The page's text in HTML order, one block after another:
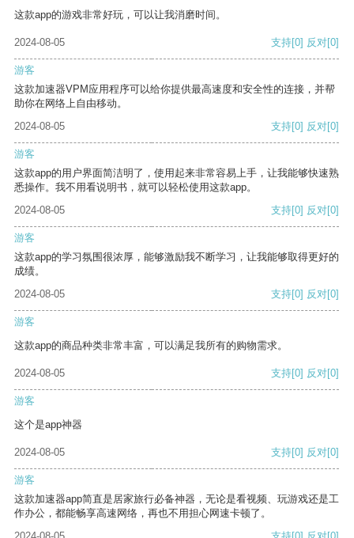
这款app的游戏非常好玩，可以让我消磨时间。
2024-08-05 支持[0] 反对[0]
游客
这款加速器VPM应用程序可以给你提供最高速度和安全性的连接，并帮
助你在网络上自由移动。
2024-08-05
支持[0] 反对[0]
游客
这款app的用户界面简洁明了，使用起来非常容易上手，让我能够快速熟
悉操作。我不用看说明书，就可以轻松使用这款app。
2024-08-05
支持[0] 反对[0]
游客
这款app的学习氛围很浓厚，能够激励我不断学习，让我能够取得更好的
成绩。
2024-08-05
支持[0] 反对[0]
游客
这款app的商品种类非常丰富，可以满足我所有的购物需求。
2024-08-05 支持[0] 反对[0]
游客
这个是app神器
2024-08-05 支持[0] 反对[0]
游客
这款加速器app简直是居家旅行必备神器，无论是看视频、玩游戏还是工
作办公，都能畅享高速网络，再也不用担心网速卡顿了。